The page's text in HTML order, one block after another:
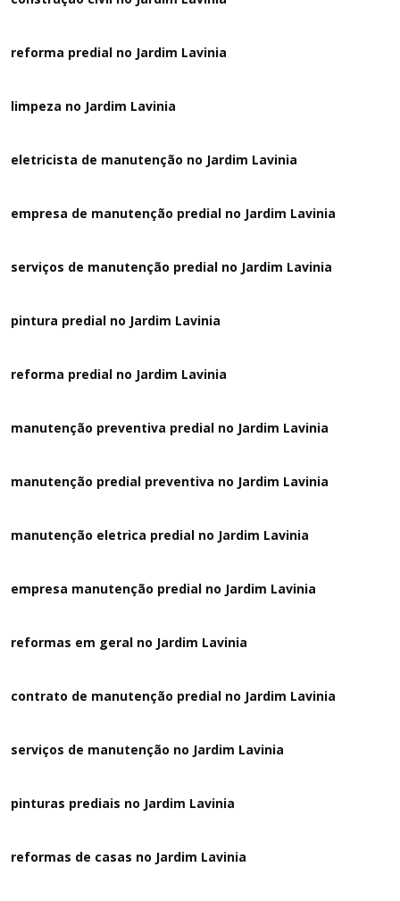
reforma predial no Jardim Lavinia
limpeza no Jardim Lavinia
eletricista de manutenção no Jardim Lavinia
empresa de manutenção predial no Jardim Lavinia
serviços de manutenção predial no Jardim Lavinia
pintura predial no Jardim Lavinia
reforma predial no Jardim Lavinia
manutenção preventiva predial no Jardim Lavinia
manutenção predial preventiva no Jardim Lavinia
manutenção eletrica predial no Jardim Lavinia
empresa manutenção predial no Jardim Lavinia
reformas em geral no Jardim Lavinia
contrato de manutenção predial no Jardim Lavinia
serviços de manutenção no Jardim Lavinia
pinturas prediais no Jardim Lavinia
reformas de casas no Jardim Lavinia